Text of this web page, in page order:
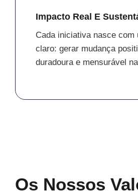
Impacto Real E
Cada iniciativa nasce com
claro: gerar mudança
duradoura e mensurável
Os Nossos